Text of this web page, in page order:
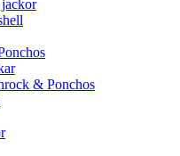
& Ponchos